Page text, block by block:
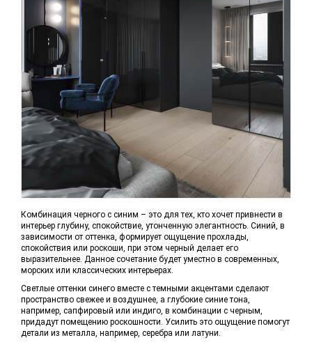
Комбинация черного с синим – это для тех, кто хочет привнести в
интерьер глубину, спокойствие, утонченную элегантность. Синий, в
зависимости от оттенка, формирует ощущение прохлады,
спокойствия или роскоши, при этом черный делает его
выразительнее. Данное сочетание будет уместно в современных,
морских или классических интерьерах.
Светлые оттенки синего вместе с темными акцентами сделают
пространство свежее и воздушнее, а глубокие синие тона,
например, сапфировый или индиго, в комбинации с черным,
придадут помещению роскошности. Усилить это ощущение помогут
детали из металла, например, серебра или латуни.